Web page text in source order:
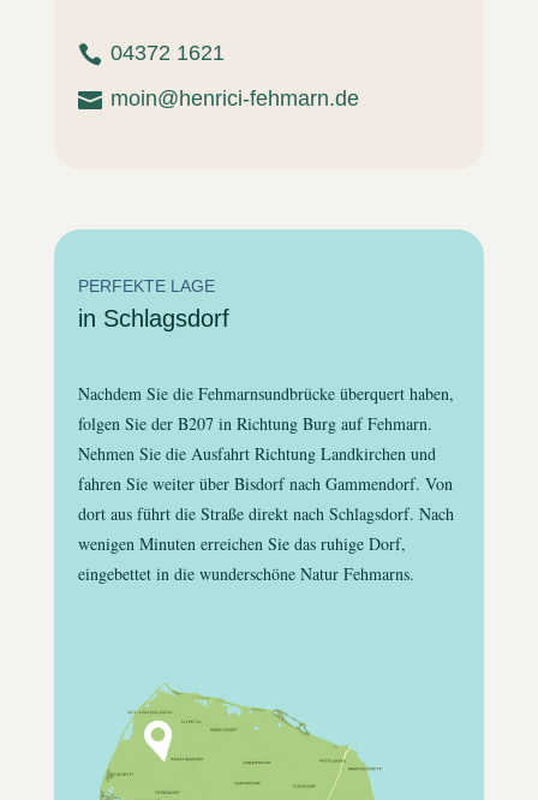
 04372 1621
 moin@henrici-fehmarn.de
PERFEKTE LAGE
in Schlagsdorf
Nachdem Sie die Fehmarnsundbrücke überquert haben,
folgen Sie der B207 in Richtung Burg auf Fehmarn.
Nehmen Sie die Ausfahrt Richtung Landkirchen und
fahren Sie weiter über Bisdorf nach Gammendorf. Von
dort aus führt die Straße direkt nach Schlagsdorf. Nach
wenigen Minuten erreichen Sie das ruhige Dorf,
eingebettet in die wunderschöne Natur Fehmarns.